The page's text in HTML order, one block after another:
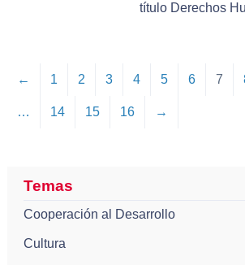
título Derechos
← 1 2 3 4 5 6 7
… 14 15 16 →
Temas
Cooperación al Desarrollo
Cultura